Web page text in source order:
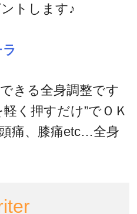
トします♪
きる全身調整です
く押すだけ”でＯＫ
痛、膝痛etc…全身